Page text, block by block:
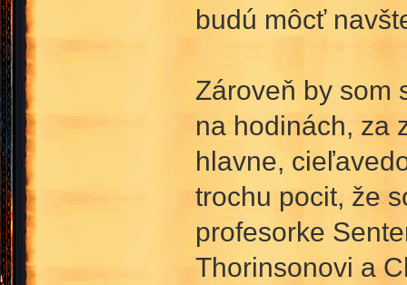
budú môcť
Zároveň by som
na hodinách, za
hlavne,
trochu pocit, že
profesorke
Thorinsonovi a